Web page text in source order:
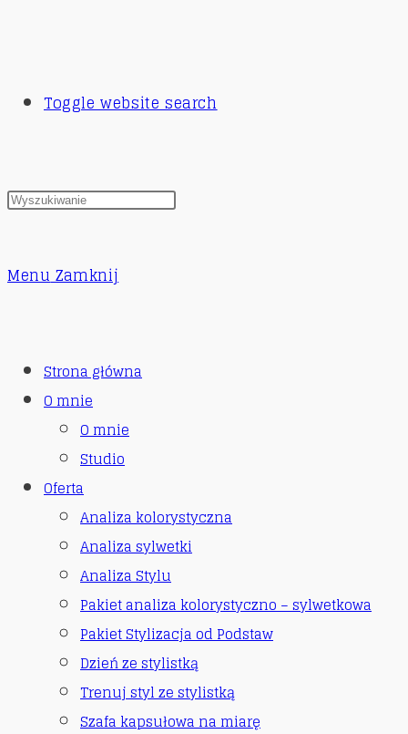
Toggle website search
Menu Zamknij
Strona główna
O mnie
O mnie
Studio
Oferta
Analiza kolorystyczna
Analiza sylwetki
Analiza Stylu
Pakiet analiza kolorystyczno – sylwetkowa
Pakiet Stylizacja od Podstaw
Dzień ze stylistką
Trenuj styl ze stylistką
Szafa kapsułowa na miarę